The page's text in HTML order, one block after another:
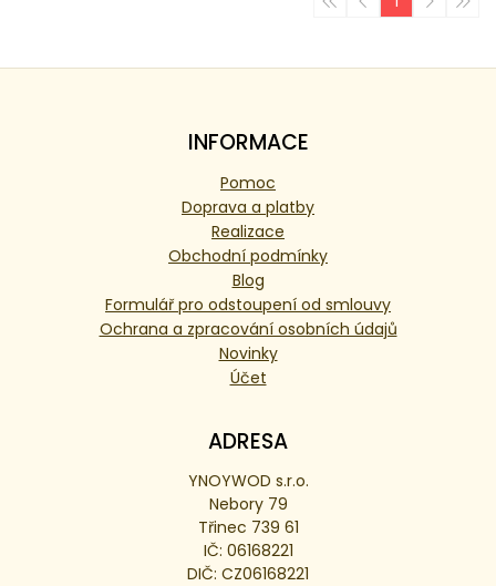
INFORMACE
Pomoc
Doprava a platby
Realizace
Obchodní podmínky
Blog
Formulář pro odstoupení od smlouvy
Ochrana a zpracování osobních údajů
Novinky
Účet
ADRESA
YNOYWOD s.r.o.
Nebory 79
Třinec 739 61
IČ: 06168221
DIČ: CZ06168221